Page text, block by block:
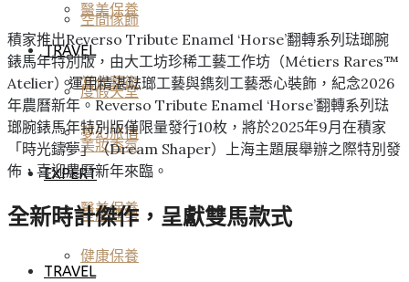
空間傢飾
當代藝術
美妝香氛
醫美保養
TRAVEL
醫美保養
TRAVEL
度假天堂
夢幻旅宿
EXPERT
星座運勢
健康保養
積家推出Reverso Tribute Enamel ‘Horse’翻轉系列琺瑯腕
錶馬年特別版，由大工坊珍稀工藝工作坊（Métiers Rares™
Atelier）運用精湛琺瑯工藝與鐫刻工藝悉心裝飾，紀念2026
年農曆新年。Reverso Tribute Enamel ‘Horse’翻轉系列琺
瑯腕錶馬年特別版僅限量發行10枚，將於2025年9月在積家
「時光鑄夢」（Dream Shaper）上海主題展舉辦之際特別發
佈，喜迎農曆新年來臨。
全新時計傑作，呈獻雙馬款式